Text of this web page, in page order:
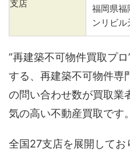
支店
福岡県
ンリビ
”再建築不可物件買取プ
する、再建築不可物件専
の問い合わせ数が買取業
気の高い不動産買取です。
全国27支店を展開して